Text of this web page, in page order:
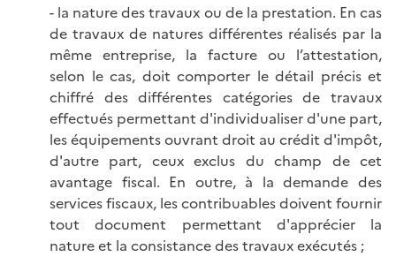
- la nature des travaux ou de la prestation. En cas
de travaux de natures différentes réalisés par la
même entreprise, la facture ou l’attestation,
selon le cas, doit comporter le détail précis et
chiffré des différentes catégories de travaux
effectués permettant d'individualiser d'une part,
les équipements ouvrant droit au crédit d'impôt,
d'autre part, ceux exclus du champ de cet
avantage fiscal. En outre, à la demande des
services fiscaux, les contribuables doivent fournir
tout document permettant d'apprécier la
nature et la consistance des travaux exécutés ;